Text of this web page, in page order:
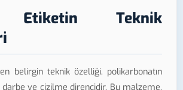
Etiketin Teknik
belirgin teknik özelliği, polikarbonatın
darbe ve çizilme direncidir. Bu malzeme,